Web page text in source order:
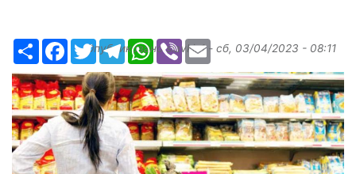
РесурсFacebook
TwitterTelegramWhatsApp
ViberEmail
Опубликованоslavkin1- сб, 03/04/2023 - 08:11